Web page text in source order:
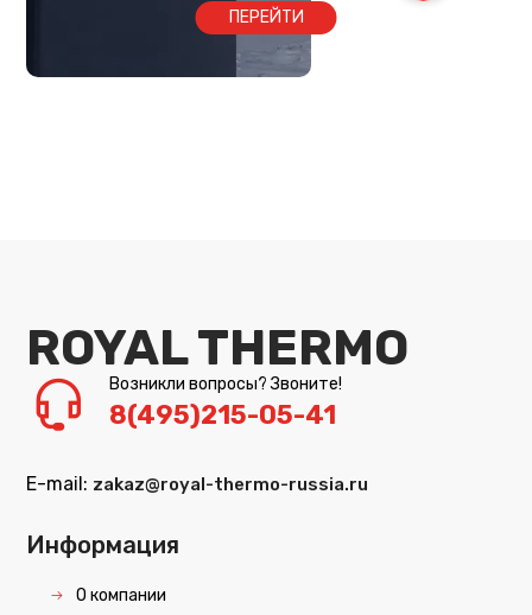
ПЕРЕЙТИ
ROYAL THERMO
Возникли вопросы? Звоните!
8(495)215-05-41
E-mail: zakaz@royal-thermo-russia.ru
Информация
О компании